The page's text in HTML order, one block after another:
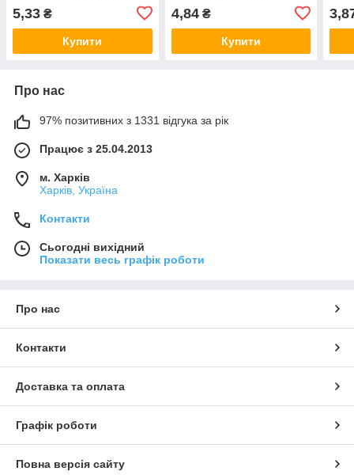
5,33 ₴
Купити
4,84₴
Купити
Про нас
97% позитивних з 1331 відгука за рік
Працює з 25.04.2013
м. Харків
Харків, Україна
Контакти
Сьогодні вихідний
Показати весь графік роботи
Про нас
Контакти
Доставка та оплата
Графік роботи
Повна версія сайту